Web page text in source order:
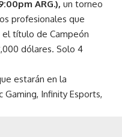
ARG.), un torneo
profesionales que
título de Campeón
dólares. Solo 4
estarán en la
Infinity Esports,